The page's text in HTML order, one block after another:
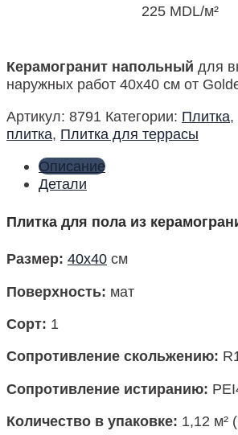
225 MDL/м²
Керамогранит напольный для
наружных работ 40х40 см от
Артикул: 8791 Категории: Плитка,
плитка, Плитка для террасы
Описание
Детали
Плитка для пола из
Размер: 40х40 см
Поверхность: мат
Сорт: 1
Сопротивление скольжению:
Сопротивление истиранию:
Количество в упаковке: 1,12 м²